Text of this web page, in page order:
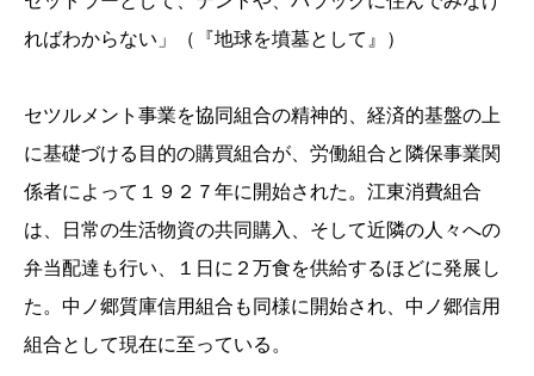
ればわからない」（『地球を墳墓として』）
セツルメント事業を協同組合の精神的、経済的基盤の上
に基礎づける目的の購買組合が、労働組合と隣保事業関
係者によって１９２７年に開始された。江東消費組合
は、日常の生活物資の共同購入、そして近隣の人々への
弁当配達も行い、１日に２万食を供給するほどに発展し
た。中ノ郷質庫信用組合も同様に開始され、中ノ郷信用
組合として現在に至っている。